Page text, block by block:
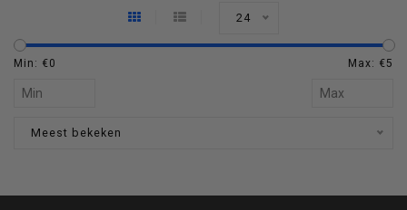
24
Min: €0 Max: €5
Meest bekeken